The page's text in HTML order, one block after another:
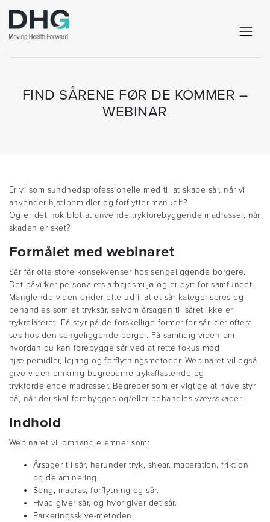
FIND SÅRENE FØR DE KOMMER –
WEBINAR
Er vi som sundhedsprofessionelle med til at skabe sår, når vi
anvender hjælpemidler og forflytter manuelt?
Og er det nok blot at anvende trykforebyggende madrasser, når
skaden er sket?
Formålet med webinaret
Sår får ofte store konsekvenser hos sengeliggende borgere.
Det påvirker personalets arbejdsmiljø og er dyrt for samfundet.
Manglende viden ender ofte ud i, at et sår kategoriseres og
behandles som et tryksår, selvom årsagen til såret ikke er
trykrelateret. Få styr på de forskellige former for sår, der oftest
ses hos den sengeliggende borger. Få samtidig viden om,
hvordan du kan forebygge sår ved at rette fokus mod
hjælpemidler, lejring og forflytningsmetoder. Webinaret vil også
give viden omkring begreberne trykaflastende og
trykfordelende madrasser. Begreber som er vigtige at have styr
på, når der skal forebygges og/eller behandles vævsskader.
Indhold
Webinaret vil omhandle emner som:
Årsager til sår, herunder tryk, shear, maceration, friktion
og delaminering.
Seng, madras, forflytning og sår.
Hvad giver sår, og hvor giver det sår.
Parkeringsskive-metoden.